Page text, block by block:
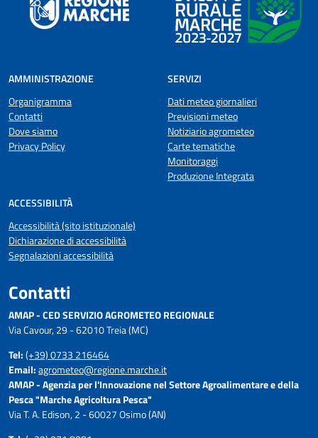
AMMINISTRAZIONE
Organigramma
Contatti
Dove siamo
Privacy Policy
SERVIZI
Dati meteo giornalieri
Previsioni meteo
Notiziario agrometeo
Carte tematiche
Monitoraggi
Produzione Integrata
ACCESSIBILITÀ
Accessibilità (sito istituzionale)
Dichiarazione di accessibilità
Segnalazioni accessibilità
Contatti
AMAP - CED SERVIZIO AGROMETEO REGIONALE
Via Cavour, 29 - 62010 Treia (MC)
Tel:(+39) 0733 216464
Email:agrometeo@regione.marche.it
AMAP - Agenzia per l'Innovazione nel Settore Agroalimentare e della
Pesca "Marche Agricoltura Pesca"
Via T. A. Edison, 2 - 60027 Osimo (AN)